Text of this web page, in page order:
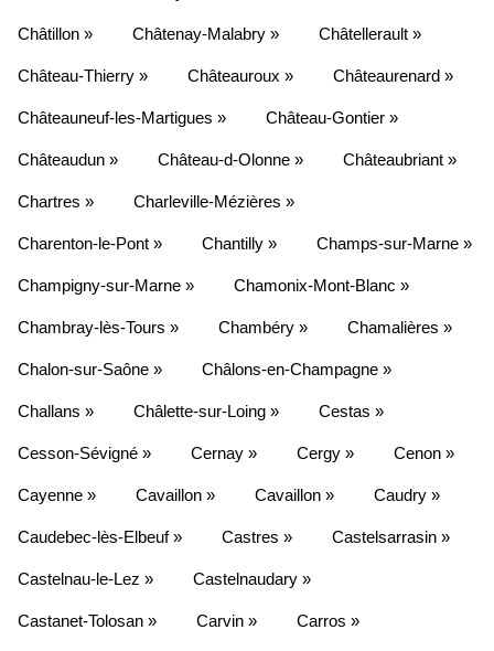
Châtillon » Châtenay-Malabry » Châtellerault »
Château-Thierry » Châteauroux » Châteaurenard »
Châteauneuf-les-Martigues » Château-Gontier »
Châteaudun » Château-d-Olonne » Châteaubriant »
Chartres » Charleville-Mézières »
Charenton-le-Pont » Chantilly » Champs-sur-Marne »
Champigny-sur-Marne » Chamonix-Mont-Blanc »
Chambray-lès-Tours » Chambéry » Chamalières »
Chalon-sur-Saône » Châlons-en-Champagne »
Challans » Châlette-sur-Loing » Cestas »
Cesson-Sévigné » Cernay » Cergy » Cenon »
Cayenne » Cavaillon » Cavaillon » Caudry »
Caudebec-lès-Elbeuf » Castres » Castelsarrasin »
Castelnau-le-Lez » Castelnaudary »
Castanet-Tolosan » Carvin » Carros »